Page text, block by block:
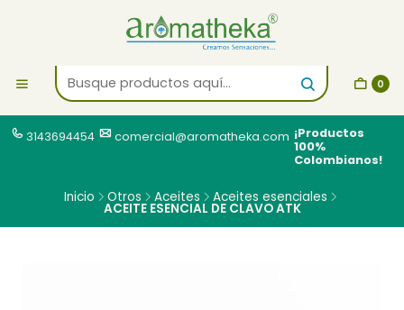
0
3143694454 comercial@aromatheka.com ¡Productos
100%
Colombianos!
Inicio Otros Aceites Aceites esenciales
ACEITE ESENCIAL DE CLAVO ATK